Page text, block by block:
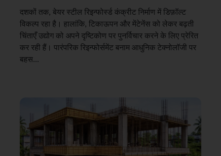
दशकों तक, बेयर स्टील रिइन्फोर्स्ड कंक्रीट निर्माण में डिफ़ॉल्ट
विकल्प रहा है। हालांकि, टिकाऊपन और मेंटेनेंस को लेकर बढ़ती
चिंताएँ उद्योग को अपने दृष्टिकोण पर पुनर्विचार करने के लिए प्रेरित
कर रही हैं। पारंपरिक रिइन्फोर्समेंट बनाम आधुनिक टेक्नोलॉजी पर
बहस…